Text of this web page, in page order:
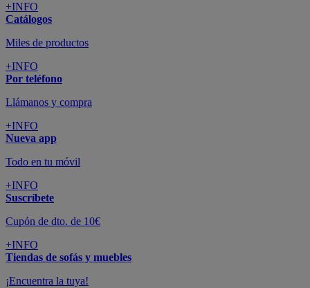
+INFO
Catálogos
Miles de productos
+INFO
Por teléfono
Llámanos y compra
+INFO
Nueva app
Todo en tu móvil
+INFO
Suscríbete
Cupón de dto. de 10€
+INFO
Tiendas de sofás y muebles
¡Encuentra la tuya!